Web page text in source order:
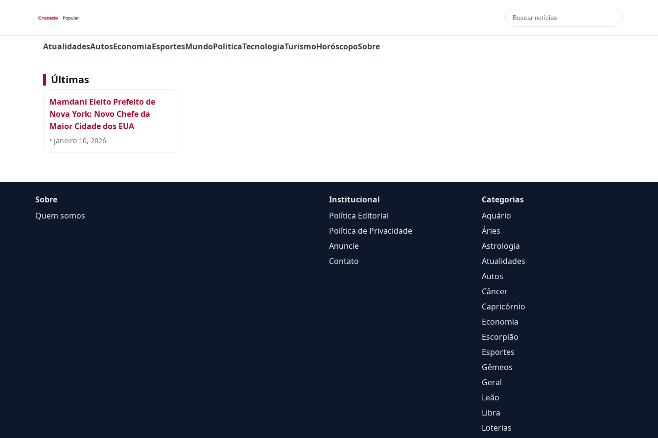
AtualidadesAutosEconomiaEsportesMundoPoliticaTecnologiaTurismoHoróscopoSobre
Últimas
Mamdani Eleito Prefeito de
Nova York: Novo Chefe da
Maior Cidade dos EUA
• janeiro 10, 2026
Sobre
Quem somos
Institucional
Política Editorial
Política de Privacidade
Anuncie
Contato
Categorias
Aquário
Áries
Astrologia
Atualidades
Autos
Câncer
Capricórnio
Economia
Escorpião
Esportes
Gêmeos
Geral
Leão
Libra
Loterias